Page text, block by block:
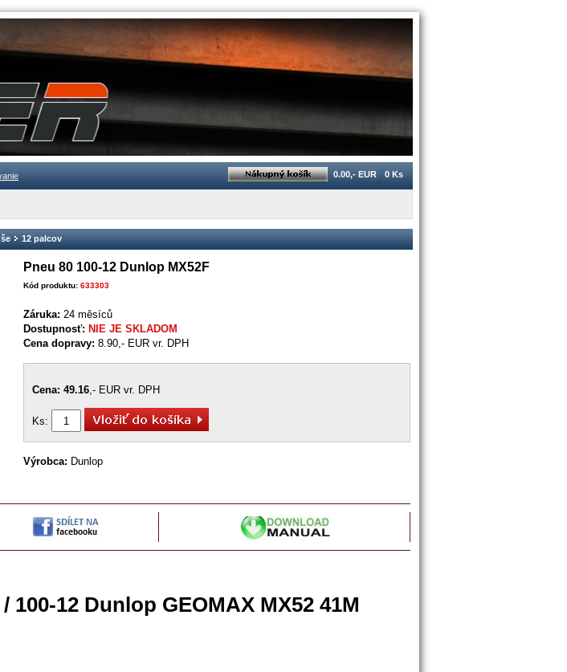
0.00,- EUR 0 Ks
12 palcov
Pneu 80 100-12 Dunlop MX52F
Kód produktu: 633303
Záruka: 24 měsíců
Dostupnosť: NIE JE SKLADOM
Cena dopravy: 8.90,- EUR vr. DPH
Cena: 49.16,- EUR vr. DPH
Ks:
Výrobca: Dunlop
100-12 Dunlop GEOMAX MX52 41M